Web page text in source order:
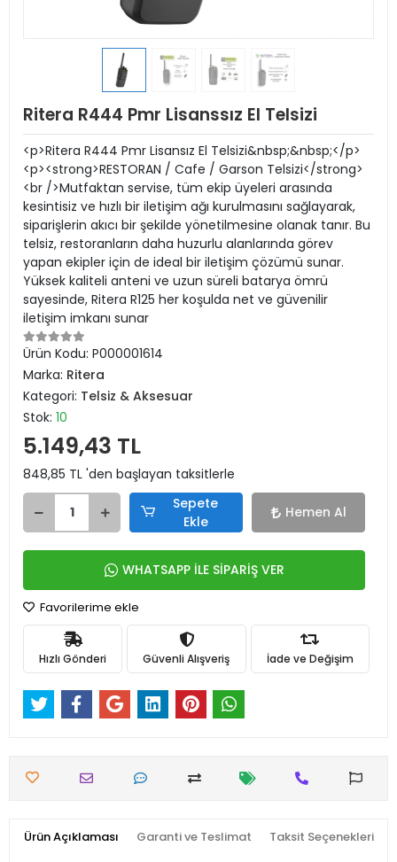
Ritera R444 Pmr Lisanssız El Telsizi
<p>Ritera R444 Pmr Lisansız El Telsizi&nbsp;&nbsp;</p>
<p><strong>RESTORAN / Cafe / Garson Telsizi</strong>
<br />Mutfaktan servise, tüm ekip üyeleri arasında
kesintisiz ve hızlı bir iletişim ağı kurulmasını sağlayarak,
siparişlerin akıcı bir şekilde yönetilmesine olanak tanır. Bu
telsiz, restoranların daha huzurlu alanlarında görev
yapan ekipler için de ideal bir iletişim çözümü sunar.
Yüksek kaliteli anteni ve uzun süreli batarya ömrü
sayesinde, Ritera R125 her koşulda net ve güvenilir
iletişim imkanı sunar
Ürün Kodu: P000001614
Marka: Ritera
Kategori: Telsiz & Aksesuar
Stok: 10
5.149,43 TL
848,85 TL 'den başlayan taksitlerle
Sepete
Ekle
Hemen Al
WHATSAPP İLE SİPARİŞ VER
Favorilerime ekle
Hızlı Gönderi Güvenli Alışveriş İade ve Değişim
Ürün Açıklaması Garanti ve Teslimat Taksit Seçenekleri